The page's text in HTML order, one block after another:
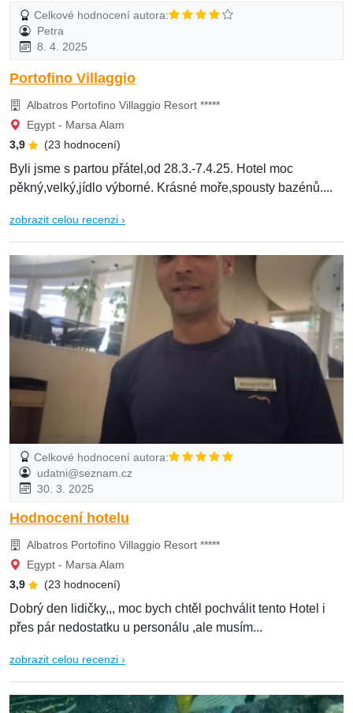
Celkové hodnocení autora:
Petra
8. 4. 2025
Portofino Villaggio
Albatros Portofino Villaggio Resort *****
Egypt - Marsa Alam
3,9
(23 hodnocení)
Byli jsme s partou přátel,od 28.3.-7.4.25. Hotel moc
pěkný,velký,jídlo výborné. Krásné moře,spousty bazénů....
zobrazit celou recenzi ›
Celkové hodnocení autora:
udatni@seznam.cz
30. 3. 2025
Hodnocení hotelu
Albatros Portofino Villaggio Resort *****
Egypt - Marsa Alam
3,9
(23 hodnocení)
Dobrý den lidičky,,, moc bych chtěl pochválit tento Hotel i
přes pár nedostatku u personálu ,ale musím...
zobrazit celou recenzi ›